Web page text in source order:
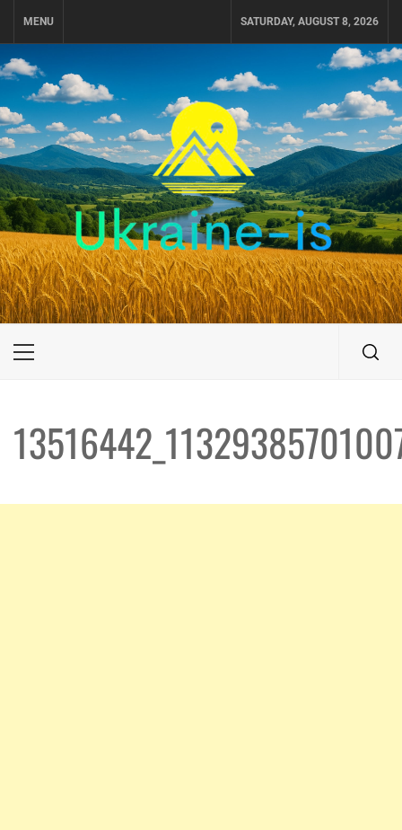
MENU SATURDAY, AUGUST 8, 2026
UKRAINE-IS
ПУТЕШЕСТВИЕ ПО УКРАИНЕ
Primary